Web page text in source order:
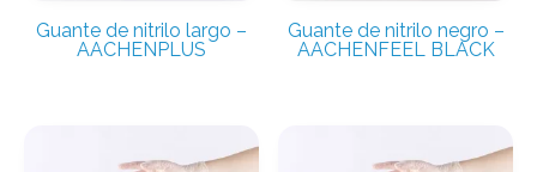
Guante de nitrilo largo –
AACHENPLUS
Guante de nitrilo negro –
AACHENFEEL BLACK